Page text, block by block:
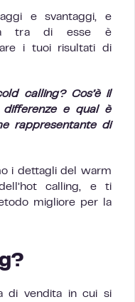
e svantaggi, e
tra di esse è
i tuoi risultati di
calling? Cos’è il
differenze e qual è
rappresentante di
i dettagli del warm
calling, e ti
migliore per la
di vendita in cui si